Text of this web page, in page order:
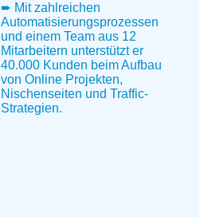
➨ Mit zahlreichen
Automatisierungsprozessen
und einem Team aus 12
Mitarbeitern unterstützt er
40.000 Kunden beim Aufbau
von Online Projekten,
Nischenseiten und Traffic-
Strategien.